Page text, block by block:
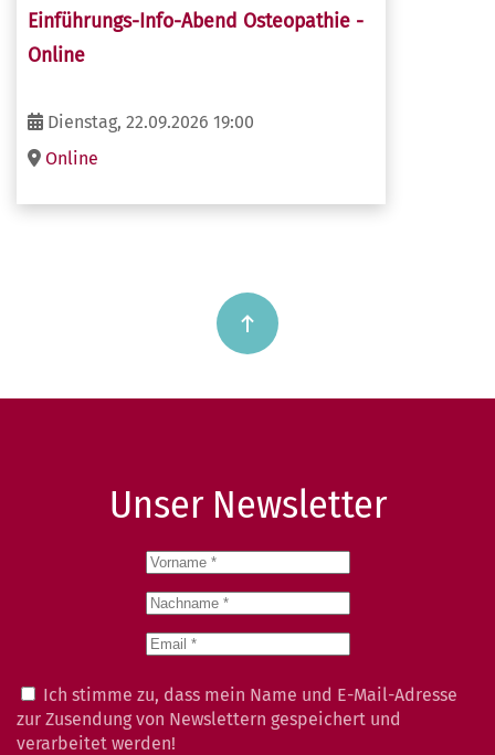
Einführungs-Info-Abend Osteopathie -
Online
Dienstag, 22.09.2026 19:00
Online
Unser Newsletter
Ich stimme zu, dass mein Name und E-Mail-Adresse
zur Zusendung von Newslettern gespeichert und
verarbeitet werden!